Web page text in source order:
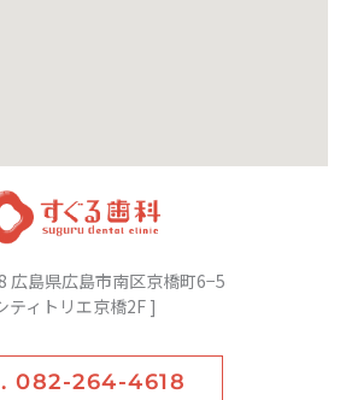
広島県広島市南区京橋町6−5
ティトリエ京橋2F ]
082-264-4618